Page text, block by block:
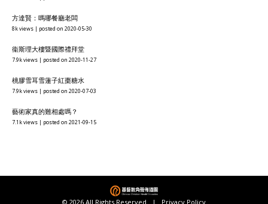
方達賢：嗎哪餐廳老闆
8k views | posted on 2020-05-30
衞斯理大樓暨國際禮拜堂
7.9k views | posted on 2020-11-27
桃膠雪耳雪蓮子紅棗糖水
7.9k views | posted on 2020-07-03
藝術家真的難相處嗎？
7.1k views | posted on 2021-09-15
© 2026 All Rights Reserved | Privacy Policy